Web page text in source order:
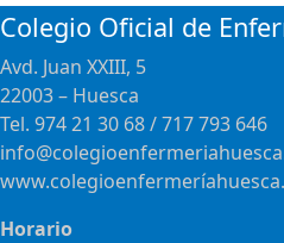
Colegio Oficial de
Avd. Juan XXIII, 5
22003 – Huesca
Tel. 974 21 30 68 / 717 793 646
Horario